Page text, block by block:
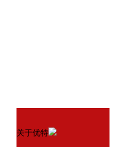
关于优特